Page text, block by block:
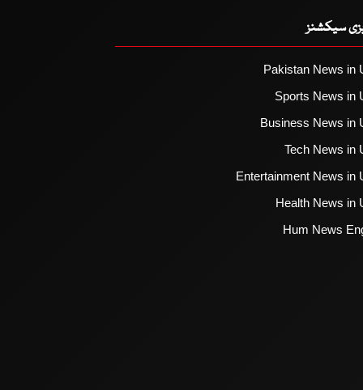
سیکشنز
Pakistan News in
Sports News in
Business News in
Tech News in
Entertainment News in
Health News in
Hum News